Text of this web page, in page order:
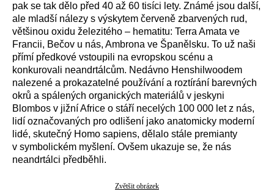
pak se tak dělo před 40 až 60 tisíci lety. Známé jsou další,
ale mladší nálezy s výskytem červeně zbarvených rud,
většinou oxidu železitého – hematitu: Terra Amata ve
Francii, Bečov u nás, Ambrona ve Španělsku. To už naši
přímí předkové vstoupili na evropskou scénu a
konkurovali neandrtálcům. Nedávno Henshilwoodem
nalezené a prokazatelné používání a roztírání barevných
okrů a spálených organických materiálů v jeskyni
Blombos v jižní Africe o stáří necelých 100 000 let z nás,
lidí označovaných pro odlišení jako anatomicky moderní
lidé, skutečný Homo sapiens, dělalo stále premianty
v symbolickém myšlení. Ovšem ukazuje se, že nás
neandrtálci předběhli.
Zvětšit obrázek